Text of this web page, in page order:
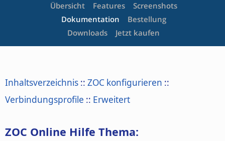
Übersicht Features
Screenshots
Dokumentation
Bestellung
Downloads
Jetzt kaufen
Inhaltsverzeichnis :: ZOC konfigurieren ::
Verbindungsprofile :: Erweitert
ZOC Online Hilfe Thema: